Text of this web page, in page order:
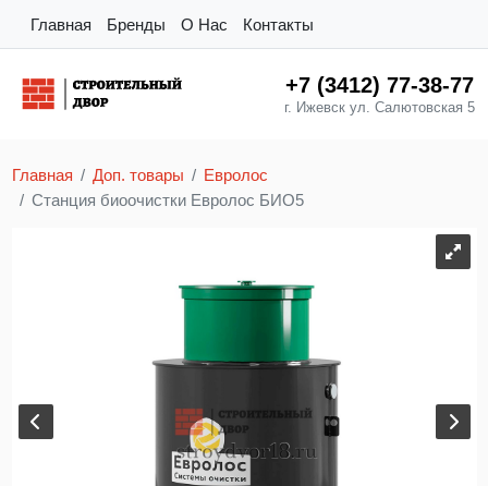
Главная Бренды О Нас Контакты
+7 (3412) 77-38-77
г. Ижевск ул. Салютовская 5
Главная Доп. товары
Евролос
Станция биоочистки Евролос БИО5